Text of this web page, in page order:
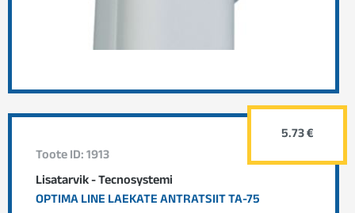
Toote ID: 1913
Lisatarvik - Tecnosystemi
OPTIMA LINE LAEKATE ANTRATSIIT TA-75
5.73 €